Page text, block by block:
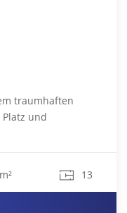
traumhaften
und
13